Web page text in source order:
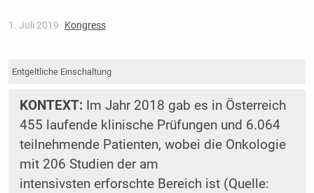
1. Juli 2019 Kongress
Entgeltliche Einschaltung
KONTEXT:Im Jahr 2018 gab es in Österreich
455 laufende klinische Prüfungen und 6.064
teilnehmende Patienten, wobei die Onkologie
mit 206 Studien der am
intensivsten erforschte Bereich ist (Quelle: